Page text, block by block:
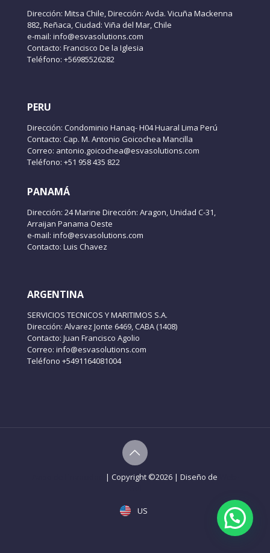
Dirección: Mitsa Chile, Dirección: Avda. Vicuña Mackenna
882, Reñaca, Ciudad: Viña del Mar, Chile
e-mail: info@esvasolutions.com
Contacto: Francisco De la Iglesia
Teléfono: +56985526282
PERU
Dirección: Condominio Hanaq- H04 Huaral Lima Perú
Contacto: Cap. M. Antonio Goicochea Mancilla
Correo: antonio.goicochea@esvasolutions.com
Teléfono: +51 958 435 822
PANAMÁ
Dirección: 24 Marine Dirección: Aragon, Unidad C-31,
Arraijan Panama Oeste
e-mail: info@esvasolutions.com
Contacto: Luis Chavez
ARGENTINA
SERVICIOS TECNICOS Y MARITIMOS S.A.
Dirección: Alvarez Jonte 6469, CABA (1408)
Contacto: Juan Francisco Agolio
Correo: info@esvasolutions.com
Teléfono +5491164081004
| Copyright ©2026 | Diseño de
US